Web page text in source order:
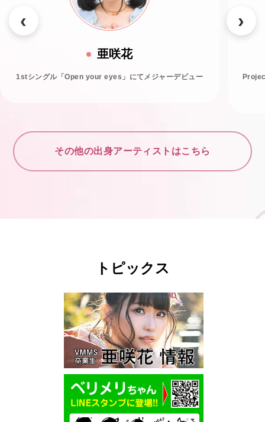
亜咲花
1stシングル「Open your eyes」にてメジャーデビュー
その他の出身アーティストはこちら
トピックス